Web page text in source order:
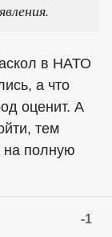
в НАТО
а что
оценит. А
тем
на полную
-1